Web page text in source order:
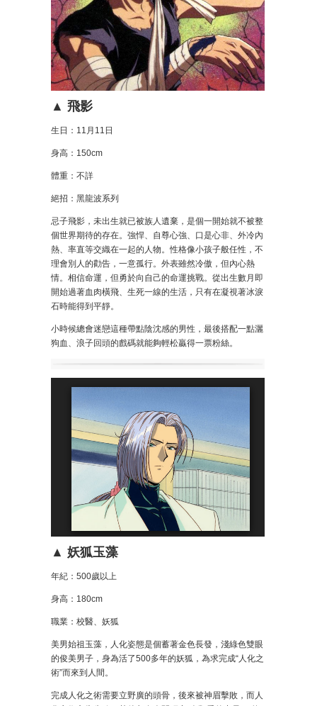
▲ 飛影
生日：11月11日
身高：150cm
體重：不詳
絕招：黑龍波系列
忌子飛影，未出生就已被族人遺棄，是個一開始就不被整
個世界期待的存在。強悍、自尊心強、口是心非、外冷內
熱、率直等交織在一起的人物。性格像小孩子般任性，不
理會別人的勸告，一意孤行。外表雖然冷傲，但內心熱
情。相信命運，但勇於向自己的命運挑戰。從出生數月即
開始過著血肉橫飛、生死一線的生活，只有在凝視著冰淚
石時能得到平靜。
小時候總會迷戀這種帶點陰沈感的男性，最後搭配一點灑
狗血、浪子回頭的戲碼就能夠輕松贏得一票粉絲。
▲ 妖狐玉藻
年紀：500歲以上
身高：180cm
職業：校醫、妖狐
美男始祖玉藻，人化姿態是個蓄著金色長發，淺綠色雙眼
的俊美男子，身為活了500多年的妖狐，為求完成“人化之
術”而來到人間。
完成人化之術需要立野廣的頭骨，後來被神眉擊敗，而人